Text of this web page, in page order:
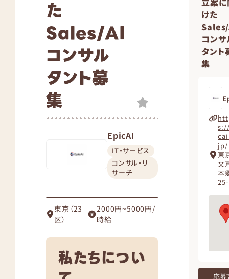
た
Sales/AI
コンサル
タント募
集
EpicAI
IT・サービス
コンサル・リ
サーチ
東京（23
区）
2000円~5000円/
時給
私たちについ
けた
コンサ
タント
集
jp/
東
文
本
応募